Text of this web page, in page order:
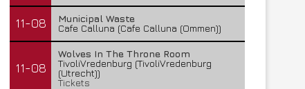
11-08
Municipal Waste
Cafe Calluna (Cafe Calluna (Ommen))
11-08
Wolves In The Throne Room
TivoliVredenburg (TivoliVredenburg
(Utrecht))
Tickets